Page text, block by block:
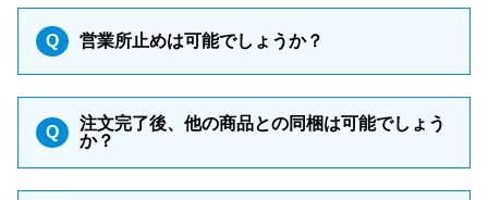
Q 営業所止めは可能でしょうか？
Q
注文完了後、他の商品との同梱は可能でしょう
か？